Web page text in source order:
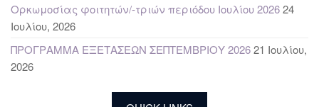
Ορκωμοσίας φοιτητών/-τριών περιόδου Ιουλίου 202624
Ιουλίου, 2026
ΠΡΟΓΡΑΜΜΑ ΕΞΕΤΑΣΕΩΝ ΣΕΠΤΕΜΒΡΙΟΥ 202621 Ιουλίου,
2026